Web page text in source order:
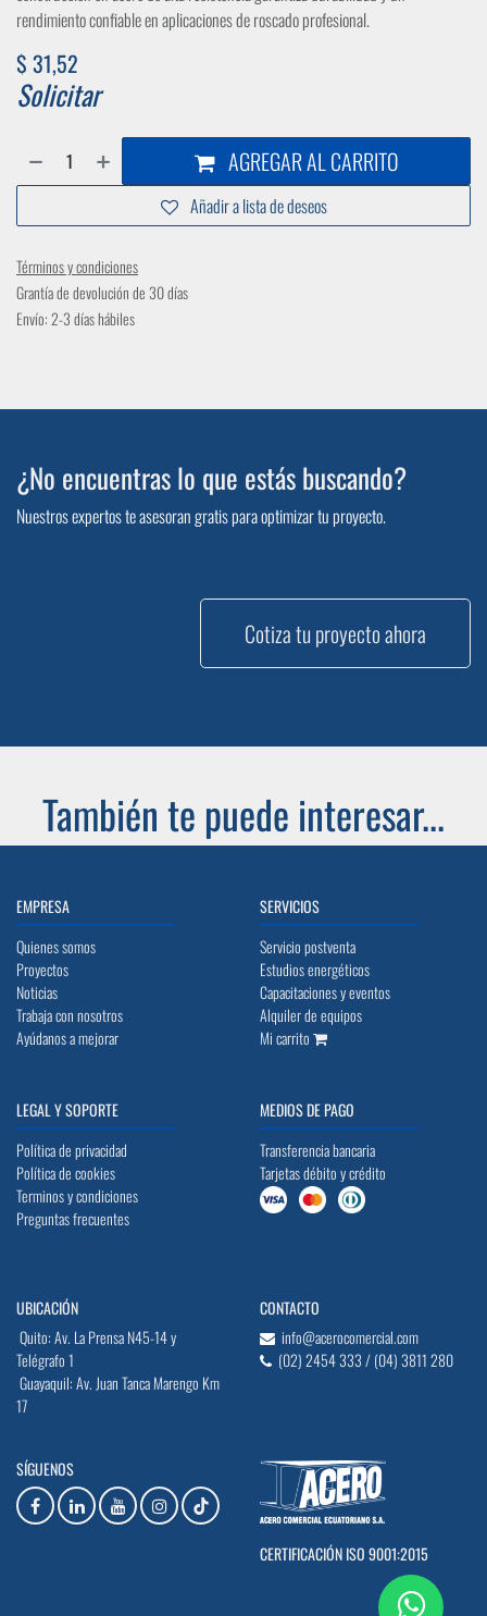
rendimiento confiable en aplicaciones de roscado profesional.
$ 31,52
Solicitar
AGREGAR AL CARRITO
Añadir a lista de deseos
Términos y condiciones
Grantía de devolución de 30 días
Envío: 2-3 días hábiles
¿No encuentras lo que estás buscando?
Nuestros expertos te asesoran gratis para optimizar tu proyecto.
Cotiza tu proyecto ahora
También te puede interesar...
EMPRESA
Quienes somos
Proyectos
Noticias
Trabaja con nosotros
Ayúdanos a mejorar
SERVICIOS
Servicio postventa
Estudios energéticos
Capacitaciones y eventos
Alquiler de equipos
Mi carrito
LEGAL Y SOPORTE
Política de privacidad
Política de cookies
Terminos y condiciones
Preguntas frecuentes
MEDIOS DE PAGO
Transferencia bancaria
Tarjetas débito y crédito
UBICACIÓN
Quito: Av. La Prensa N45-14 y
Telégrafo 1
Guayaquil: Av. Juan Tanca Marengo Km
17
CONTACTO
info@acerocomercial.com
(02) 2454 333 / (04) 3811 280
SÍGUENOS
CERTIFICACIÓN ISO 9001:2015